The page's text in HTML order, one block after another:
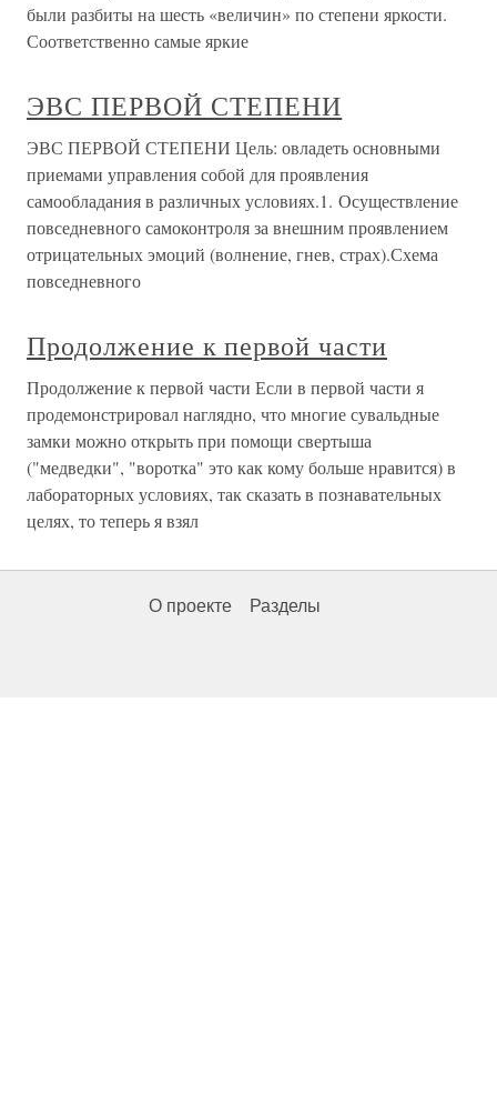
были разбиты на шесть «величин» по степени яркости.
Соответственно самые яркие
ЭВС ПЕРВОЙ СТЕПЕНИ
ЭВС ПЕРВОЙ СТЕПЕНИ Цель: овладеть основными
приемами управления собой для проявления
самообладания в различных условиях.1. Осуществление
повседневного самоконтроля за внешним проявлением
отрицательных эмоций (волнение, гнев, страх).Схема
повседневного
Продолжение к первой части
Продолжение к первой части Если в первой части я
продемонстрировал наглядно, что многие сувальдные
замки можно открыть при помощи свертыша
("медведки", "воротка" это как кому больше нравится) в
лабораторных условиях, так сказать в познавательных
целях, то теперь я взял
О проекте Разделы